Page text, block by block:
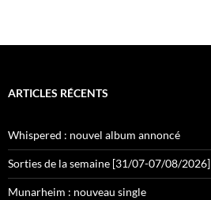
ARTICLES RÉCENTS
Whispered : nouvel album annoncé
Sorties de la semaine [31/07-07/08/2026]
Munarheim : nouveau single